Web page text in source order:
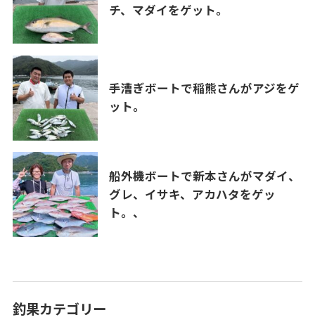
チ、マダイをゲット。
手漕ぎボートで稲熊さんがアジをゲ
ット。
船外機ボートで新本さんがマダイ、
グレ、イサキ、アカハタをゲッ
ト。、
釣果カテゴリー